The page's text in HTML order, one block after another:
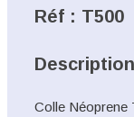
Réf : T500
Description
Colle Néoprene